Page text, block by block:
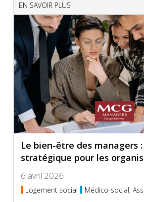
EN SAVOIR PLUS
Le bien-être des managers
stratégique pour les
6 avril 2026
Logement social Médico-social,